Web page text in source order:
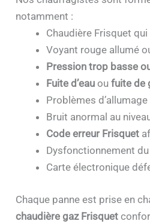
notamment :
Chaudière Frisquet
Voyant rouge allumé
Pression trop basse
Fuite d’eauou fuite de
Problèmes
Bruit anormal au
Code erreur Frisquet
Dysfonctionnement du
Carte électronique
Chaque panne est prise en
chaudière gaz Frisquet